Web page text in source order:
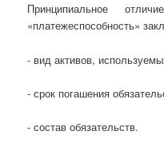
Принципиальное
«платежеспособность»
- вид активов,
- срок погашения
- состав обязательств.